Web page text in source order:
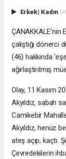
Erkek| Kadın
ÇANAKKALE'nin
çalıştığı dönerci
(46) hakkında
ağırlaştırılmış
Olay, 11 Kasım
Akyıldız, sabah
Camikebir
Akyıldız, henüz
ateş açıp, kaçtı.
Çevredekilerin